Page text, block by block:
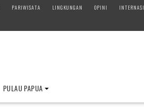
PARIWISATA LINGKUNGAN OPINI
PULAU PAPUA